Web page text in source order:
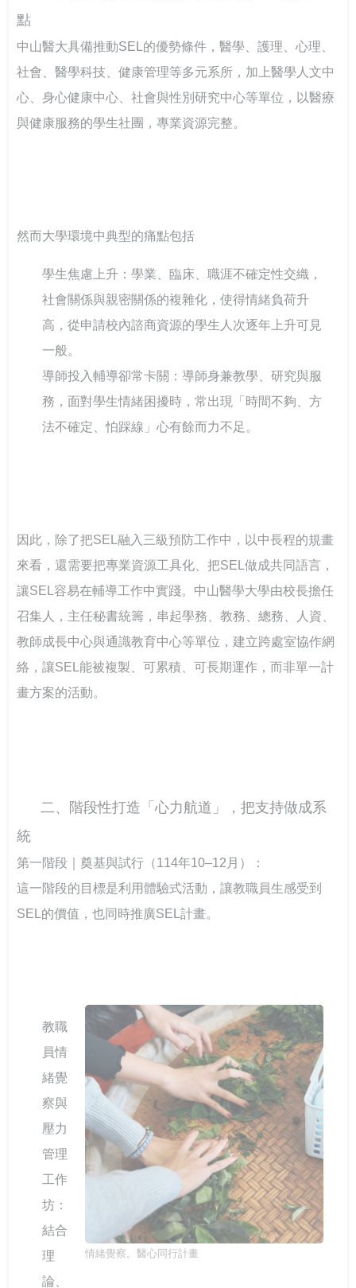
點
中山醫大具備推動SEL的優勢條件，醫學、護理、心理、
社會、醫學科技、健康管理等多元系所，加上醫學人文中
心、身心健康中心、社會與性別研究中心等單位，以醫療
與健康服務的學生社團，專業資源完整。
然而大學環境中典型的痛點包括
學生焦慮上升：學業、臨床、職涯不確定性交織，
社會關係與親密關係的複雜化，使得情緒負荷升
高，從申請校內諮商資源的學生人次逐年上升可見
一般。
導師投入輔導卻常卡關：導師身兼教學、研究與服
務，面對學生情緒困擾時，常出現「時間不夠、方
法不確定、怕踩線」心有餘而力不足。
因此，除了把SEL融入三級預防工作中，以中長程的規畫
來看，還需要把專業資源工具化、把SEL做成共同語言，
讓SEL容易在輔導工作中實踐。中山醫學大學由校長擔任
召集人，主任秘書統籌，串起學務、教務、總務、人資、
教師成長中心與通識教育中心等單位，建立跨處室協作網
絡，讓SEL能被複製、可累積、可長期運作，而非單一計
畫方案的活動。
二、階段性打造「心力航道」，把支持做成系
統
第一階段｜奠基與試行（114年10–12月）：
這一階段的目標是利用體驗式活動，讓教職員生感受到
SEL的價值，也同時推廣SEL計畫。
情緒覺察。醫心同行計畫
教職
員情
緒覺
察與
壓力
管理
工作
坊：
結合
理
論、